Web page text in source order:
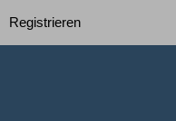
Registrieren